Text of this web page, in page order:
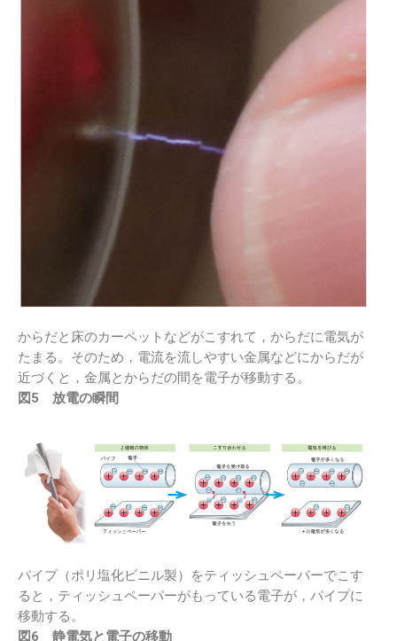
からだと床のカーペットなどがこすれて，からだに電気が
たまる。そのため，電流を流しやすい金属などにからだが
近づくと，金属とからだの間を電子が移動する。
図5 放電の瞬間
パイプ（ポリ塩化ビニル製）をティッシュペーパーでこす
ると，ティッシュペーパーがもっている電子が，パイプに
移動する。
図6 静電気と電子の移動